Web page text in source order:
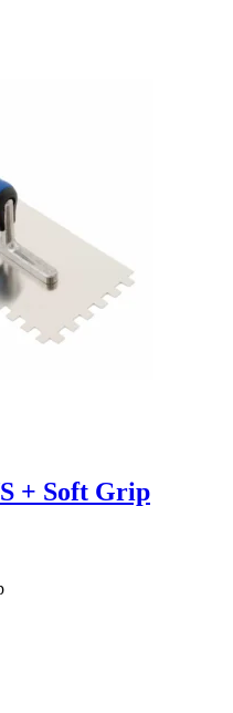
+ Soft Grip